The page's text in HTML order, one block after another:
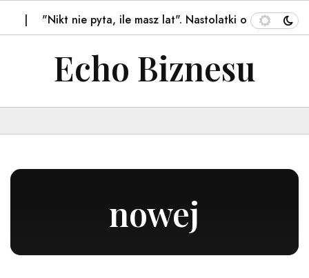
pyta, ile masz lat". Nastolatki o… Śmigłowiec
Echo Biznesu
nowej